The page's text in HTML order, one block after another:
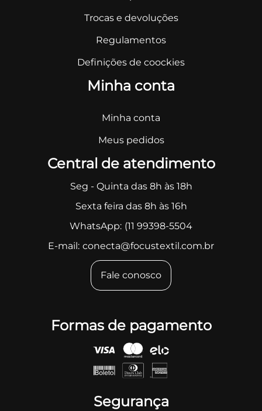
Trocas e devoluções
Regulamentos
Definições de coockies
Minha conta
Minha conta
Meus pedidos
Central de atendimento
Seg - Quinta das 8h às 18h
Sexta feira das 8h às 16h
WhatsApp: (11 99398-5504
E-mail: conecta@focustextil.com.br
Fale conosco
Formas de pagamento
Segurança